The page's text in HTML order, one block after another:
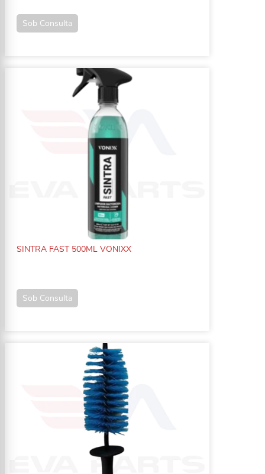
Sob Consulta
SINTRA FAST 500ML VONIXX
Sob Consulta